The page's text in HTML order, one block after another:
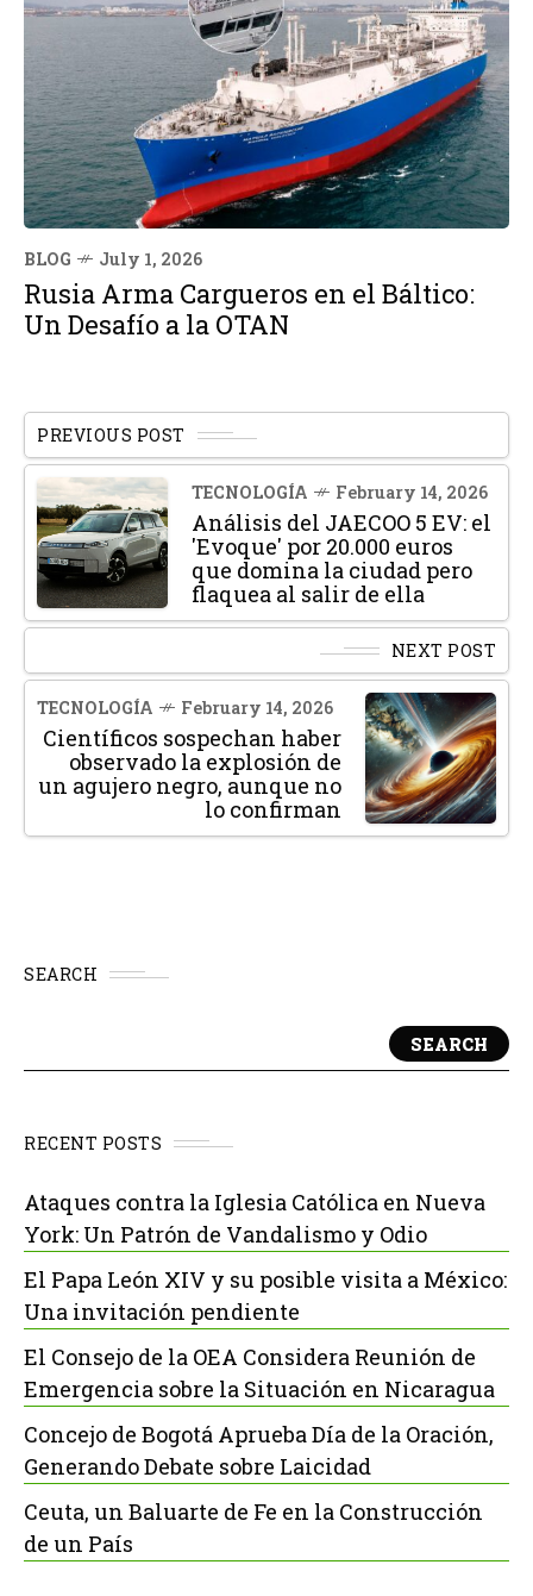
BLOG July 1, 2026
Rusia Arma Cargueros en el Báltico:
Un Desafío a la OTAN
PREVIOUS POST
TECNOLOGÍA February 14, 2026
Análisis del JAECOO 5 EV: el
'Evoque' por 20.000 euros
que domina la ciudad pero
flaquea al salir de ella
NEXT POST
TECNOLOGÍA February 14, 2026
Científicos sospechan haber
observado la explosión de
un agujero negro, aunque no
lo confirman
SEARCH
SEARCH
RECENT POSTS
Ataques contra la Iglesia Católica en Nueva
York: Un Patrón de Vandalismo y Odio
El Papa León XIV y su posible visita a México:
Una invitación pendiente
El Consejo de la OEA Considera Reunión de
Emergencia sobre la Situación en Nicaragua
Concejo de Bogotá Aprueba Día de la Oración,
Generando Debate sobre Laicidad
Ceuta, un Baluarte de Fe en la Construcción
de un País